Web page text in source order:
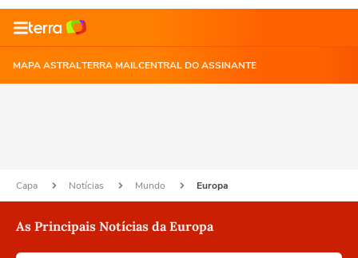
MAPA ASTRALTERRA MAILCENTRAL DO ASSINANTE
Capa Notícias Mundo Europa
As Principais Notícias da Europa